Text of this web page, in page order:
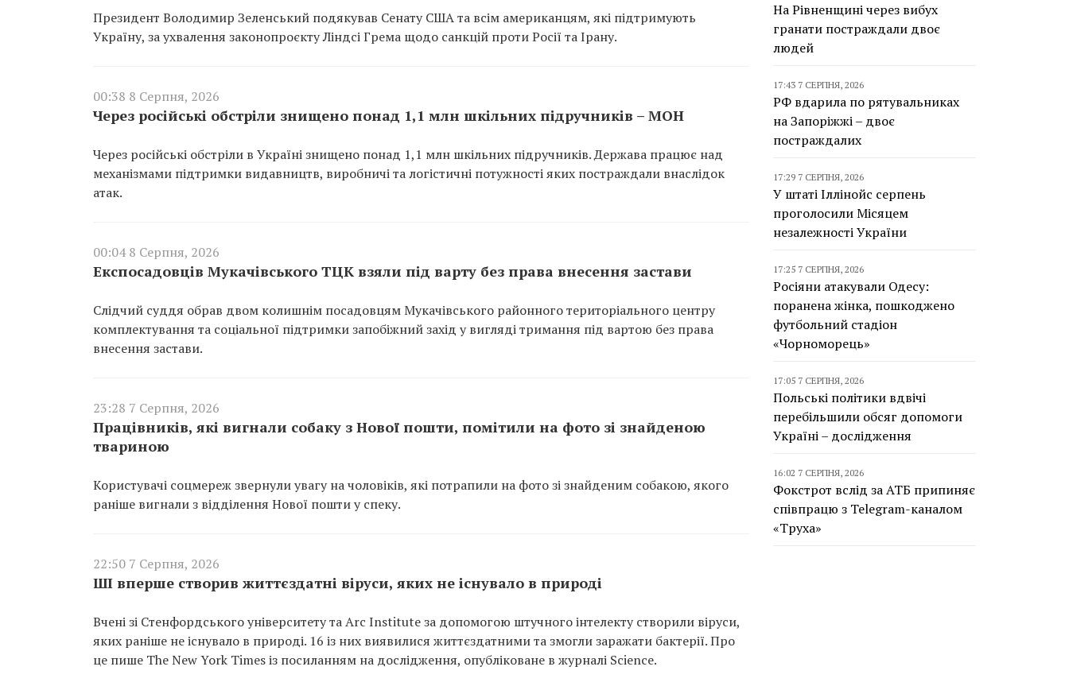
Президент Володимир Зеленський подякував Сенату США та всім американцям, які підтримують
Україну, за ухвалення законопроєкту Ліндсі Грема щодо санкцій проти Росії та Ірану.
00:38 8 Серпня, 2026
Через російські обстріли знищено понад 1,1 млн шкільних підручників – МОН
Через російські обстріли в Україні знищено понад 1,1 млн шкільних підручників. Держава працює над
механізмами підтримки видавництв, виробничі та логістичні потужності яких постраждали внаслідок
атак.
00:04 8 Серпня, 2026
Експосадовців Мукачівського ТЦК взяли під варту без права внесення застави
Слідчий суддя обрав двом колишнім посадовцям Мукачівського районного територіального центру
комплектування та соціальної підтримки запобіжний захід у вигляді тримання під вартою без права
внесення застави.
23:28 7 Серпня, 2026
Працівників, які вигнали собаку з Нової пошти, помітили на фото зі знайденою
твариною
Користувачі соцмереж звернули увагу на чоловіків, які потрапили на фото зі знайденим собакою, якого
раніше вигнали з відділення Нової пошти у спеку.
22:50 7 Серпня, 2026
ШІ вперше створив життєздатні віруси, яких не існувало в природі
Вчені зі Стенфордського університету та Arc Institute за допомогою штучного інтелекту створили віруси,
яких раніше не існувало в природі. 16 із них виявилися життєздатними та змогли заражати бактерії. Про
це пише The New York Times із посиланням на дослідження, опубліковане в журналі Science.
На Рівненщині через вибух
гранати постраждали двоє
людей
17:43 7 СЕРПНЯ, 2026
РФ вдарила по рятувальниках
на Запоріжжі – двоє
постраждалих
17:29 7 СЕРПНЯ, 2026
У штаті Іллінойс серпень
проголосили Місяцем
незалежності України
17:25 7 СЕРПНЯ, 2026
Росіяни атакували Одесу:
поранена жінка, пошкоджено
футбольний стадіон
«Чорноморець»
17:05 7 СЕРПНЯ, 2026
Польські політики вдвічі
перебільшили обсяг допомоги
Україні – дослідження
16:02 7 СЕРПНЯ, 2026
Фокстрот вслід за АТБ припиняє
співпрацю з Telegram-каналом
«Труха»